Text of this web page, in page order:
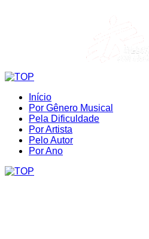
Início
Por Gênero Musical
Pela Dificuldade
Por Artista
Pelo Autor
Por Ano